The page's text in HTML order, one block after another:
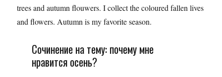
trees and autumn flouwers. I collect the coloured fallen lives
and flowers. Autumn is my favorite season.
Сочинение на тему: почему мне
нравится осень?